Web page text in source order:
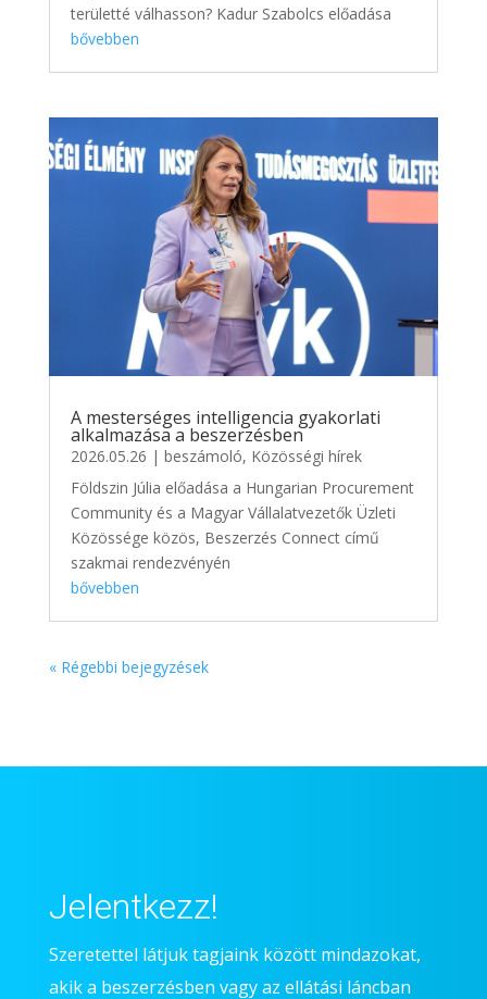
területté válhasson? Kadur Szabolcs előadása
bővebben
A mesterséges intelligencia gyakorlati
alkalmazása a beszerzésben
2026.05.26 | beszámoló, Közösségi hírek
Földszin Júlia előadása a Hungarian Procurement
Community és a Magyar Vállalatvezetők Üzleti
Közössége közös, Beszerzés Connect című
szakmai rendezvényén
bővebben
« Régebbi bejegyzések
Jelentkezz!
Szeretettel látjuk tagjaink között mindazokat,
akik a beszerzésben vagy az ellátási láncban